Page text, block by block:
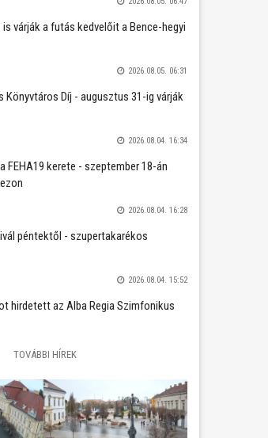
várják a futás kedvelőit a Bence-hegyi
2026.08.05. 06:31
Könyvtáros Díj - augusztus 31-ig várják
2026.08.04. 16:34
FEHA19 kerete - szeptember 18-án
2026.08.04. 16:28
péntektől - szupertakarékos
2026.08.04. 15:52
hirdetett az Alba Regia Szimfonikus
TOVÁBBI HÍREK